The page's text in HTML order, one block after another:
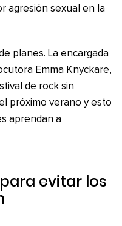
agresión sexual en la
planes. La encargada
Emma Knyckare,
de rock sin
próximo verano y esto
aprendan a
evitar los